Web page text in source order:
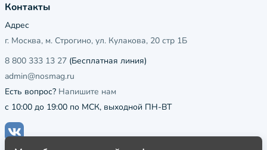
Контакты
Адрес
г. Москва, м. Строгино, ул. Кулакова, 20 стр 1Б
8 800 333 13 27 (Бесплатная линия)
admin@nosmag.ru
Есть вопрос? Напишите нам
с 10:00 до 19:00 по МСК, выходной ПН-ВТ